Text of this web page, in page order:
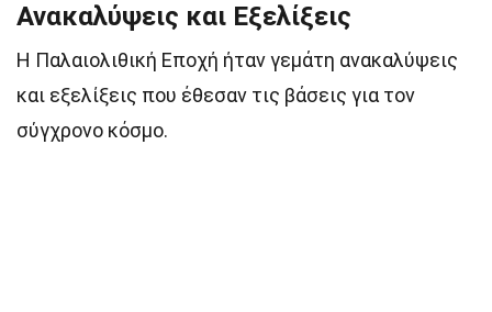
Ανακαλύψεις και Εξελίξεις
Η Παλαιολιθική Εποχή ήταν γεμάτη ανακαλύψεις
και εξελίξεις που έθεσαν τις βάσεις για τον
σύγχρονο κόσμο.